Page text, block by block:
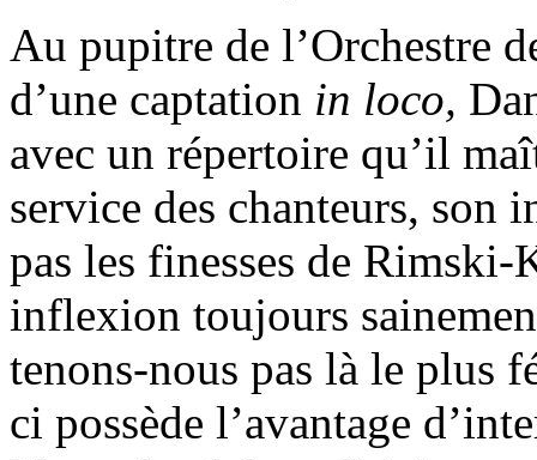
Au pupitre de l’Orchestre
d’une captation in loco,
avec un répertoire qu’il
service des chanteurs, son
pas les finesses de Rimski-
inflexion toujours
tenons-nous pas là le plus
ci possède l’avantage